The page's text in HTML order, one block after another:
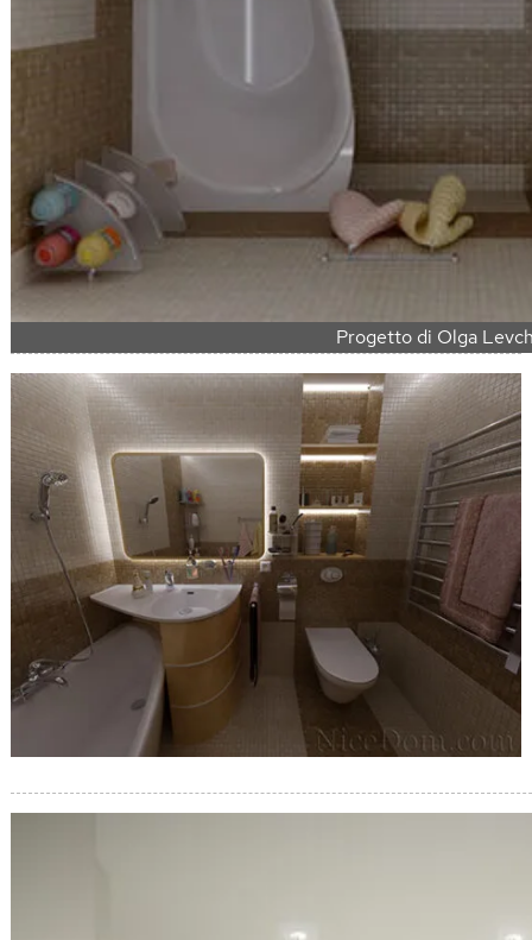
Progetto di Olga